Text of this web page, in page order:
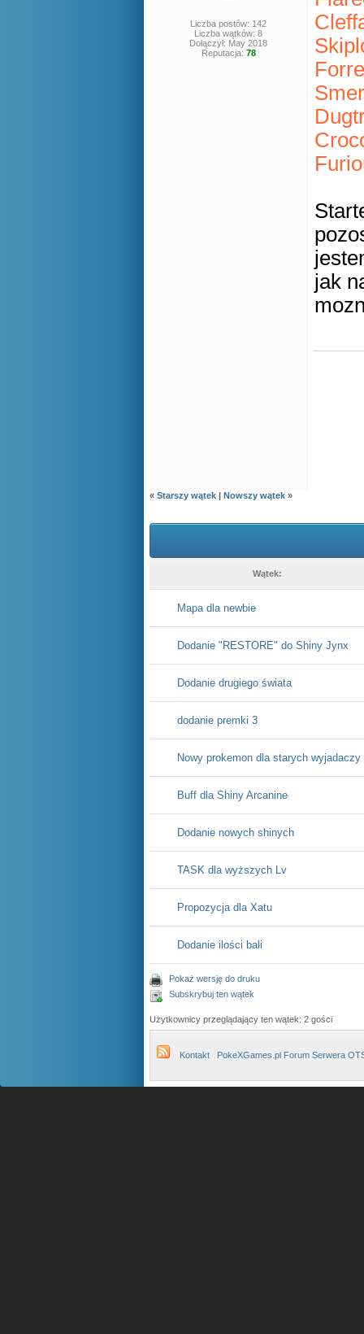
Liczba postów: 142
Liczba wątków: 8
Dołączył: May 2018
Reputacja: 78
jak
« Starszy wątek | Nowszy wątek »
Wątek:
Mapa dla newbie
Dodanie "RESTORE" do Shiny Jynx
Dodanie drugiego świata
dodanie premki 3
Nowy prokemon dla starych wyjadaczy
Buff dla Shiny Arcanine
Dodanie nowych shinych
TASK dla wyższych Lv
Propozycja dla Xatu
Dodanie ilości bali
Pokaż wersję do druku
Subskrybuj ten wątek
Użytkownicy przeglądający ten wątek: 2 gości
Kontakt PokeXGames.pl Forum Serwera